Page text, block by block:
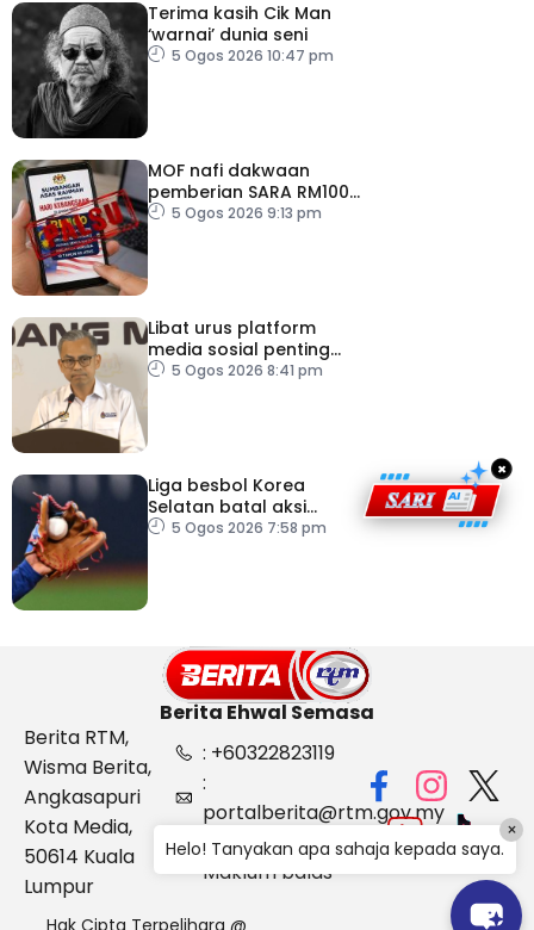
Terima kasih Cik Man
‘warnai’ dunia seni
5 Ogos 2026 10:47 pm
MOF nafi dakwaan
pemberian SARA RM100
sempena Hari
5 Ogos 2026 9:13 pm
Libat urus platform
media sosial penting
bendung perbuatan
5 Ogos 2026 8:41 pm
Liga besbol Korea
Selatan batal aksi
susulan gelombang haba
5 Ogos 2026 7:58 pm
×
Berita Ehwal Semasa
Berita RTM,
Wisma Berita,
Angkasapuri
Kota Media,
50614 Kuala
Lumpur
: +60322823119
:
portalberita@rtm.gov.my
: Aduan &
Maklum balas
Helo! Tanyakan apa sahaja kepada saya.
×